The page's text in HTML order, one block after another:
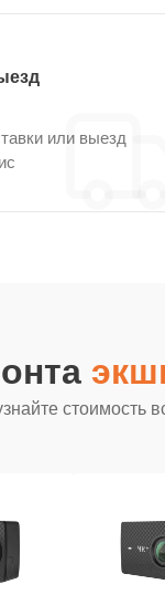
или выезд
стоимость